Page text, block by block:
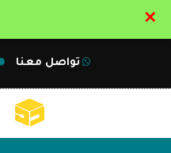
تواصل معنا
✕